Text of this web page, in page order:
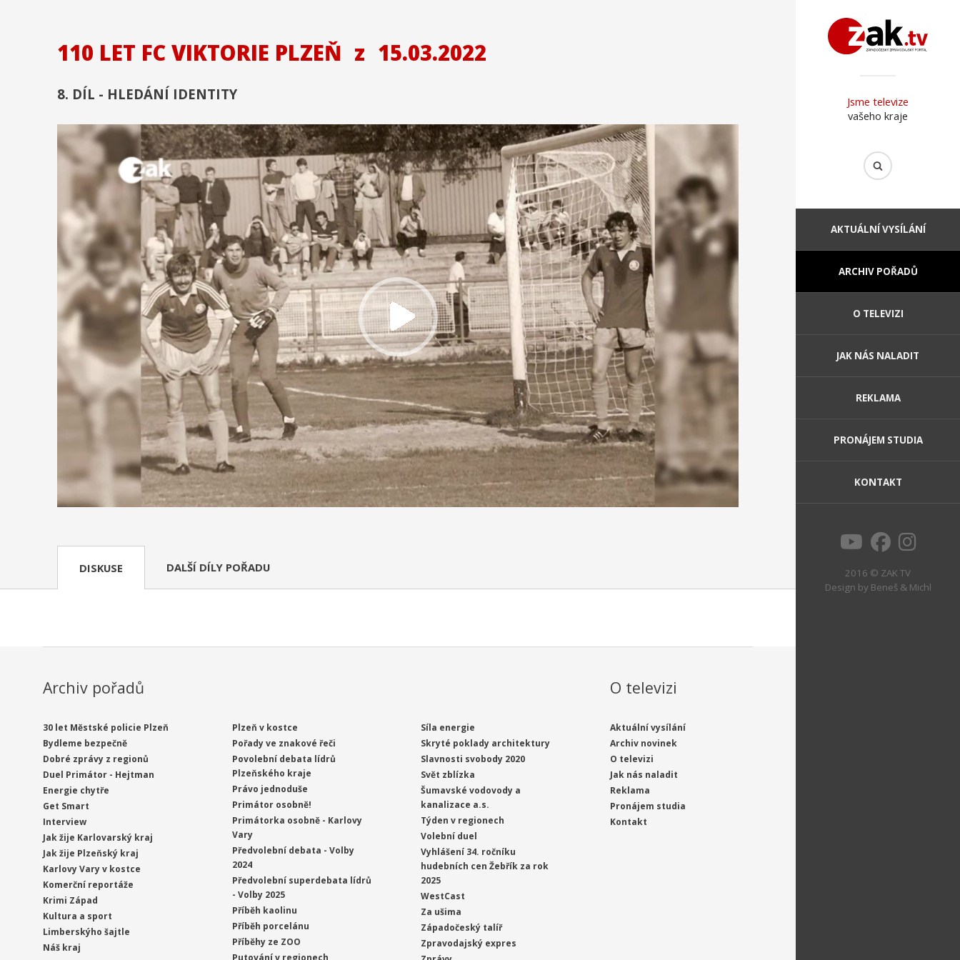
Jsme televize
vašeho kraje
AKTUÁLNÍ VYSÍLÁNÍ
ARCHIV POŘADŮ
O TELEVIZI
JAK NÁS NALADIT
REKLAMA
PRONÁJEM STUDIA
KONTAKT
2016 © ZAK TV
Design by Beneš & Michl
110 LET FC VIKTORIE PLZEŇ z 15.03.2022
8. DÍL - HLEDÁNÍ IDENTITY
DISKUSE DALŠÍ DÍLY POŘADU
Archiv pořadů
30 let Městské policie Plzeň
Bydleme bezpečně
Dobré zprávy z regionů
Duel Primátor - Hejtman
Energie chytře
Get Smart
Interview
Jak žije Karlovarský kraj
Jak žije Plzeňský kraj
Karlovy Vary v kostce
Komerční reportáže
Krimi Západ
Kultura a sport
Limberskýho šajtle
Náš kraj
Plzeň v kostce
Pořady ve znakové řeči
Povolební debata lídrů
Plzeňského kraje
Právo jednoduše
Primátor osobně!
Primátorka osobně - Karlovy
Vary
Předvolební debata - Volby
2024
Předvolební superdebata lídrů
- Volby 2025
Příběh kaolinu
Příběh porcelánu
Příběhy ze ZOO
Síla energie
Skryté poklady architektury
Slavnosti svobody 2020
Svět zblízka
Šumavské vodovody a
kanalizace a.s.
Týden v regionech
Volební duel
Vyhlášení 34. ročníku
hudebních cen Žebřík za rok
2025
WestCast
Za ušima
Západočeský talíř
Zpravodajský expres
O televizi
Aktuální vysílání
Archiv novinek
O televizi
Jak nás naladit
Reklama
Pronájem studia
Kontakt